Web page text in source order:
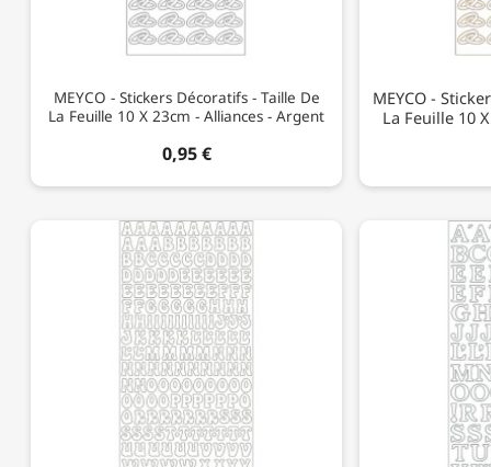
MEYCO - Stickers Décoratifs - Taille De
La Feuille 10 X 23cm - Alliances - Argent
0,95 €
MEYCO -
La Feuille 10